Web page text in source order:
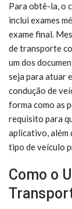
Para obtê-la, o
inclui exames
exame final.
de transporte
um dos
seja para atuar
condução de
forma como as
requisito para
aplicativo, além
tipo de veículo
Como o